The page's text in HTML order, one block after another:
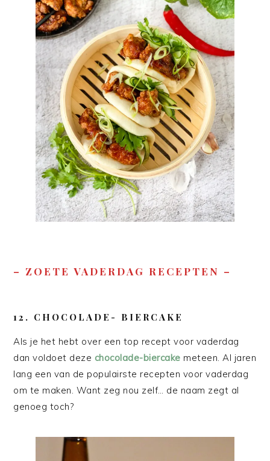
– ZOETE VADERDAG RECEPTEN –
12. CHOCOLADE- BIERCAKE
Als je het hebt over een top recept voor vaderdag
dan voldoet deze chocolade-biercake meteen. Al jaren
lang een van de populairste recepten voor vaderdag
om te maken. Want zeg nou zelf… de naam zegt al
genoeg toch?